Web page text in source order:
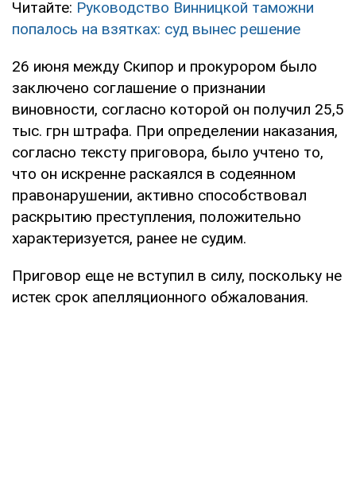
Читайте: Руководство Винницкой таможни
попалось на взятках: суд вынес решение
26 июня между Скипор и прокурором было
заключено соглашение о признании
виновности, согласно которой он получил 25,5
тыс. грн штрафа. При определении наказания,
согласно тексту приговора, было учтено то,
что он искренне раскаялся в содеянном
правонарушении, активно способствовал
раскрытию преступления, положительно
характеризуется, ранее не судим.
Приговор еще не вступил в силу, поскольку не
истек срок апелляционного обжалования.